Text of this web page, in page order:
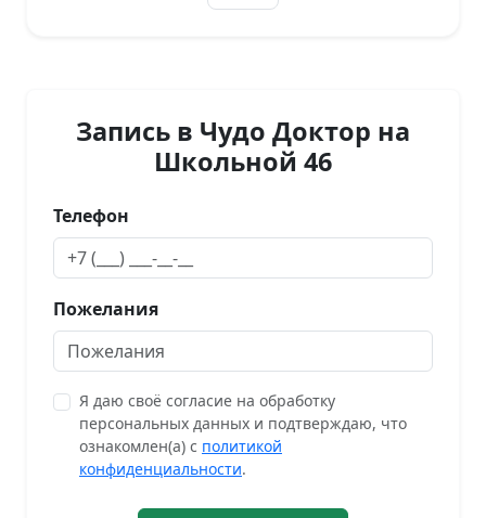
Запись в Чудо Доктор на
Школьной 46
Телефон
Пожелания
Я даю своё согласие на обработку
персональных данных и подтверждаю, что
ознакомлен(а) с политикой
конфиденциальности.